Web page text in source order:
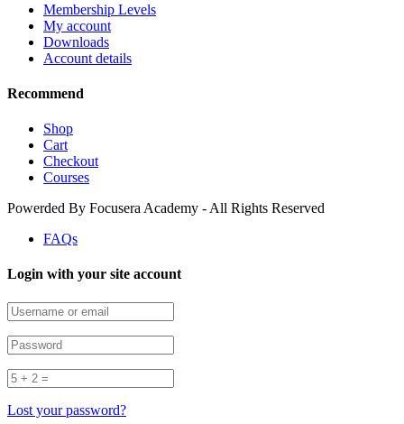
Membership Levels
My account
Downloads
Account details
Recommend
Shop
Cart
Checkout
Courses
Powerded By Focusera Academy - All Rights Reserved
FAQs
Login with your site account
Lost your password?